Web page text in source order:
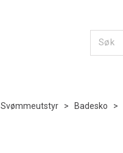
Svømmeutstyr > Badesko >